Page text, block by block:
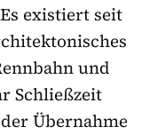
existiert seit
und
Schließzeit
Übernahme